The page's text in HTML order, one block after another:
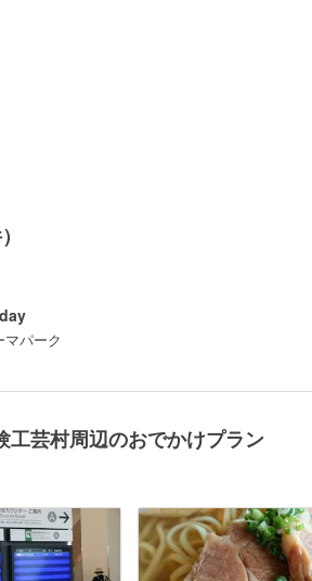
マパーク
工芸村周辺のおでかけプラン